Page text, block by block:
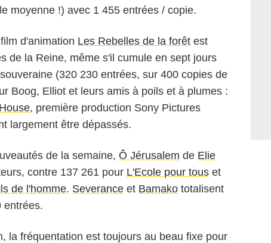
moyenne !) avec 1 455 entrées / copie.
d'animation Les Rebelles de la forêt est
de la Reine, même s'il cumule en sept jours
(320 230 entrées, sur 400 copies de
Boog, Elliot et leurs amis à poils et à plumes :
, première production Sony Pictures
largement être dépassés.
de la semaine, Ô Jérusalem de Elie
contre 137 261 pour L'Ecole pour tous et
de l'homme. Severance et Bamako totalisent
entrées.
la fréquentation est toujours au beau fixe pour